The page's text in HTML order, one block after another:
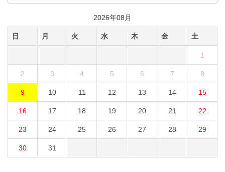
2026年08月
日 月 火 水 木 金 土
1
2 3 4 5 6 7 8
9 10 11 12 13 14 15
16 17 18 19 20 21 22
23 24 25 26 27 28 29
30 31